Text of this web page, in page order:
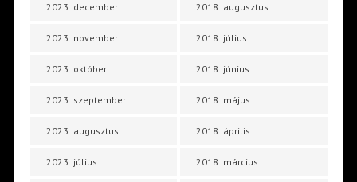
2023. december
2023. november
2023. október
2023. szeptember
2023. augusztus
2023. július
2018. augusztus
2018. július
2018. június
2018. május
2018. április
2018. március